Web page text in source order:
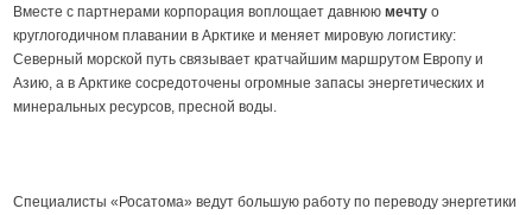
Вместе с партнерами корпорация воплощает давнююмечту о
круглогодичном плавании в Арктике и меняет мировую логистику:
Северный морской путь связывает кратчайшим маршрутом Европу и
Азию, а в Арктике сосредоточены огромные запасы энергетических и
минеральных ресурсов, пресной воды.
Специалисты «Росатома» ведут большую работу по переводу энергетики